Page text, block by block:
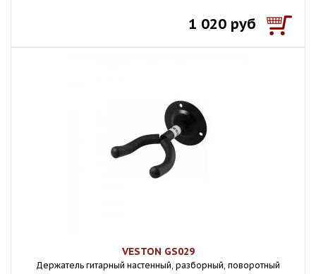
1 020 руб
VESTON GS029
Держатель гитарный настенный, разборный, поворотный